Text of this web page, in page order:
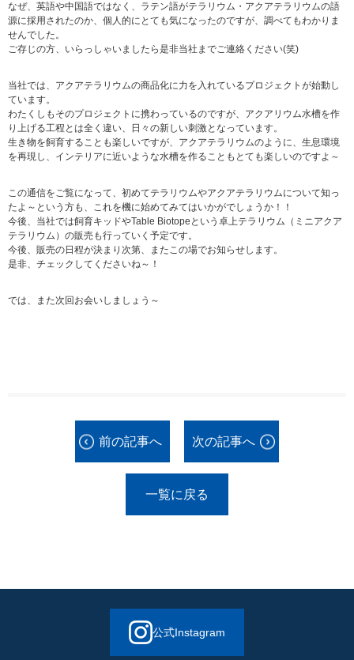
なぜ、英語や中国語ではなく、ラテン語がテラリウム・アクアテラリウムの語
源に採用されたのか、個人的にとても気になったのですが、調べてもわかりま
せんでした。
ご存じの方、いらっしゃいましたら是非当社までご連絡ください(笑)
当社では、アクアテラリウムの商品化に力を入れているプロジェクトが始動し
ています。
わたくしもそのプロジェクトに携わっているのですが、アクアリウム水槽を作
り上げる工程とは全く違い、日々の新しい刺激となっています。
生き物を飼育することも楽しいですが、アクアテラリウムのように、生息環境
を再現し、インテリアに近いような水槽を作ることもとても楽しいのですよ～
この通信をご覧になって、初めてテラリウムやアクアテラリウムについて知っ
たよ～という方も、これを機に始めてみてはいかがでしょうか！！
今後、当社では飼育キッドやTable Biotopeという卓上テラリウム（ミニアクア
テラリウム）の販売も行っていく予定です。
今後、販売の日程が決まり次第、またこの場でお知らせします。
是非、チェックしてくださいね～！
では、また次回お会いしましょう～
前の記事へ
一覧に戻る
次の記事へ
公式Instagram